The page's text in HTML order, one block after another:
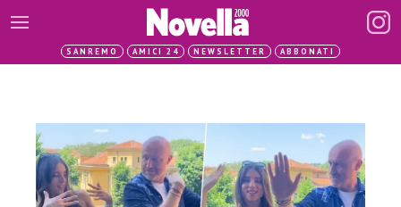
SANREMO AMICI 24 NEWSLETTER ABBONATI